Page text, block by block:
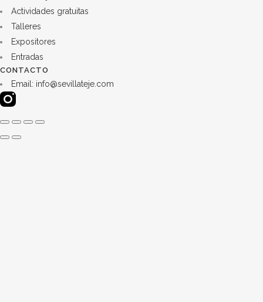
Actividades gratuitas
Talleres
Expositores
Entradas
CONTACTO
Email: info@sevillateje.com